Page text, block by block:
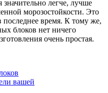
легче, лучше
морозостойкости. Это
последнее время. К тому же,
блоков нет ничего
очень простая.
вашей